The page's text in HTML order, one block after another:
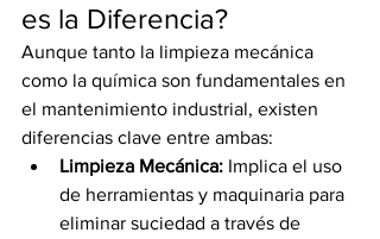
es la Diferencia?
Aunque tanto la limpieza mecánica
como la química son fundamentales en
el mantenimiento industrial, existen
diferencias clave entre ambas:
Limpieza Mecánica: Implica el uso
de herramientas y maquinaria para
eliminar suciedad a través de